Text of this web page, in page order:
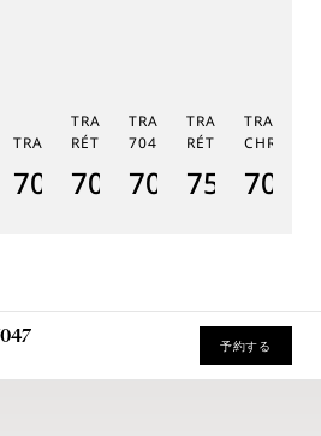
7067
NM/5W601
7038
N9/7V6
TRADITION 7037
7037PT/N9/5V6
TRADITION SECONDE
RÉTROGRADE 7035
7035BH/H2/9V6
TRADITION TOURBILLON
7047
7047PT/1Y/
TRADITION
RÉTROGRADE
7597BB/
予約する